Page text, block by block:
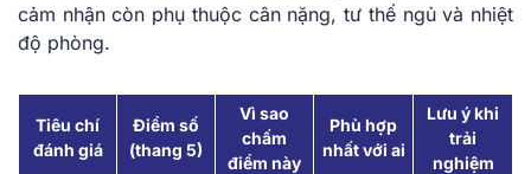
cảm nhận còn phụ thuộc cân nặng, tư thế ngủ và nhiệt
độ phòng.
Tiêu chí
đánh giá
Điểm số
(thang 5)
Vì sao
chấm
điểm này
Phù hợp
nhất với ai
Lưu ý khi
trải
nghiệm